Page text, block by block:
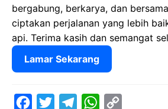
bergabung, berkarya, dan
ciptakan perjalanan yang lebih
api. Terima kasih dan semangat
Lamar Sekarang
W